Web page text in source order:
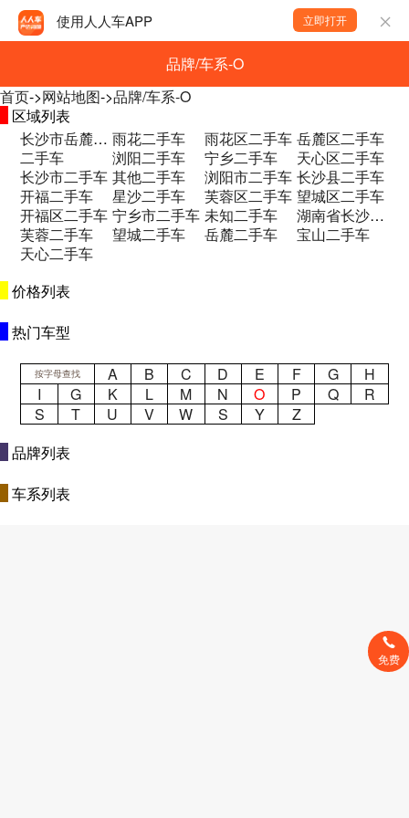
使用人人车APP 立即打开
品牌/车系-O
首页->网站地图->品牌/车系-O
区域列表
长沙市岳麓区和馨园二期B区二手车 雨花二手车 雨花区二手车 岳麓区二手车
二手车
浏阳二手车 宁乡二手车
天心区二手车
长沙市二手车 其他二手车 浏阳市二手车 长沙县二手车
开福二手车
星沙二手车 芙蓉区二手车 望城区二手车
开福区二手车 宁乡市二手车 未知二手车
湖南省长沙市望城区永通大道永通集团一楼 二手车
芙蓉二手车
望城二手车 岳麓二手车
宝山二手车
天心二手车
价格列表
热门车型
按字母查找 A B C D E F G
H
I
G K L M N O P Q
R
S
T U V W S Y
Z
品牌列表
车系列表
免费